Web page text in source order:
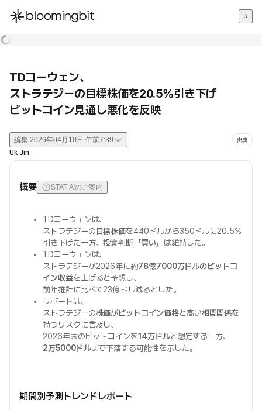
한국어
TDコーウェン、
ストラテジーの目標株価を20.5%引き下げ
ビットコイン見通し悪化を反映
編集 2026年04月10日 午前7:39 出典
Uk Jin
概要 STAT AIのご案内
TDコーウェンは、
ストラテジーの目標株価を440ドルから350ドルに20.5%
引き下げた一方、投資判断「買い」 は維持した。
TDコーウェンは、
ストラテジーが2026年に約78億7000万ドルのビットコ
イン収益を上げると予想し、
前年推計に比べて23億ドル減るとした。
リポートは、
ストラテジーの株価がビットコイン価格と高い相関関係を
持つリスクに言及し、
2026年末のビットコインを14万ドルと想定する一方、
2万5000ドルまで下落する可能性を示した。
期間別予測トレンドレポート